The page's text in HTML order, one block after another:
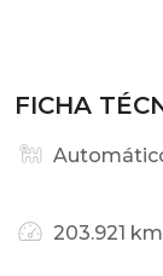
FICHA
203.921 km